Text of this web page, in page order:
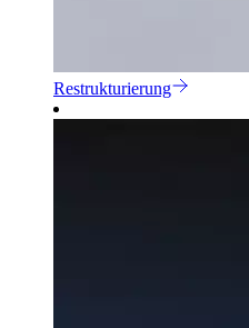
Restrukturierung